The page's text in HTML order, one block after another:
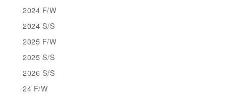
2024 F/W
2024 S/S
2025 F/W
2025 S/S
2026 S/S
24 F/W